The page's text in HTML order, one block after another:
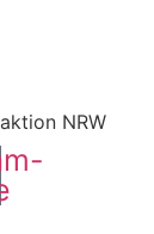
NRW